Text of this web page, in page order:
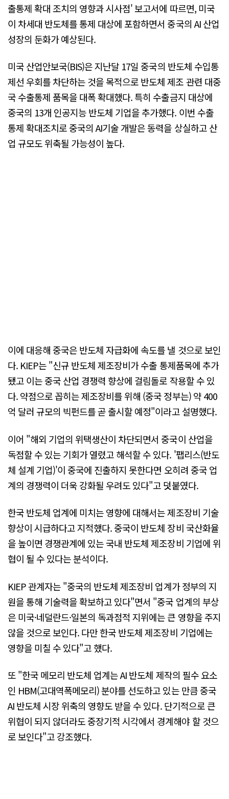
출통제 확대 조치의 영향과 시사점' 보고서에 따르면, 미국
이 차세대 반도체를 통제 대상에 포함하면서 중국의 AI 산업
성장의 둔화가 예상된다.
미국 산업안보국(BIS)은 지난달 17일 중국의 반도체 수입통
제선 우회를 차단하는 것을 목적으로 반도체 제조 관련 대중
국 수출통제 품목을 대폭 확대했다. 특히 수출금지 대상에
중국의 13개 인공지능 반도체 기업을 추가했다. 이번 수출
통제 확대조치로 중국의 AI기술 개발은 동력을 상실하고 산
업 규모도 위축될 가능성이 높다.
이에 대응해 중국은 반도체 자급화에 속도를 낼 것으로 보인
다. KIEP는 "신규 반도체 제조장비가 수출 통제품목에 추가
됐고 이는 중국 산업 경쟁력 향상에 걸림돌로 작용할 수 있
다. 약점으로 꼽히는 제조장비를 위해 (중국 정부는) 약 400
억 달러 규모의 빅펀드를 곧 출시할 예정"이라고 설명했다.
이어 "해외 기업의 위택생산이 차단되면서 중국이 산업을
독점할 수 있는 기회가 열렸고 해석할 수 있다. '팹리스(반도
체 설계 기업)'이 중국에 진출하지 못한다면 오히려 중국 업
계의 경쟁력이 더욱 강화될 우려도 있다"고 덧붙였다.
한국 반도체 업계에 미치는 영향에 대해서는 제조장비 기술
향상이 시급하다고 지적했다. 중국이 반도체 장비 국산화율
을 높이면 경쟁관계에 있는 국내 반도체 제조장비 기업에 위
협이 될 수 있다는 분석이다.
KIEP 관계자는 "중국의 반도체 제조장비 업계가 정부의 지
원을 통해 기술력을 확보하고 있다"면서 "중국 업계의 부상
은 미국·네덜란드·일본의 독과점적 지위에는 큰 영향을 주지
않을 것으로 보인다. 다만 한국 반도체 제조장비 기업에는
영향을 미칠 수 있다"고 했다.
또 "한국 메모리 반도체 업계는 AI 반도체 제작의 필수 요소
인 HBM(고대역폭메모리) 분야를 선도하고 있는 만큼 중국
AI 반도체 시장 위축의 영향도 받을 수 있다. 단기적으로 큰
위협이 되지 않더라도 중장기적 시각에서 경계해야 할 것으
로 보인다"고 강조했다.